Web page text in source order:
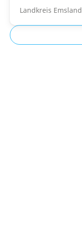
Landkreis Emsland